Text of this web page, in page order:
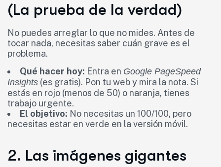
(La prueba de la verdad)
No puedes arreglar lo que no mides. Antes de
tocar nada, necesitas saber cuán grave es el
problema.
Qué hacer hoy: Entra en Google PageSpeed
Insights (es gratis). Pon tu web y mira la nota. Si
estás en rojo (menos de 50) o naranja, tienes
trabajo urgente.
El objetivo: No necesitas un 100/100, pero
necesitas estar en verde en la versión móvil.
2. Las imágenes gigantes